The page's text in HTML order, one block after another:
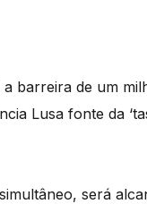
barreira de um
Lusa fonte da
será